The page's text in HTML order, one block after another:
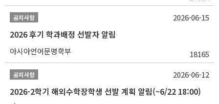
공지사항
2026 후기 학과배정 선발자 알림
아시아언어문명학부 18165
2026-06-15
공지사항
2026-2학기 해외수학장학생 선발 계획 알림(~6/22 18:00)
2026-06-12